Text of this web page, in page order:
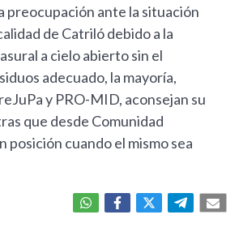
preocupación ante la situación
de Catriló debido a la
a cielo abierto sin el
adecuado, la mayoría,
y PRO-MID, aconsejan su
que desde Comunidad
posición cuando el mismo sea